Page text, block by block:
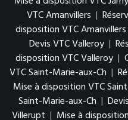
VTC Amanvillers |
disposition VTC Amanvillers
Devis VTC Valleroy |
disposition VTC Valleroy |
VTC Saint-Marie-aux-Ch |
Mise à disposition VTC
Saint-Marie-aux-Ch |
Villerupt | Mise à